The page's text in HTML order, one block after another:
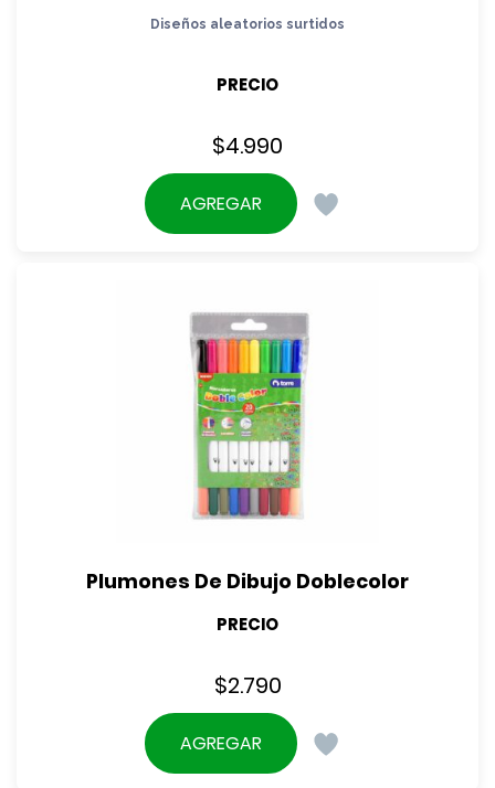
Diseños aleatorios surtidos
PRECIO
$4.990
AGREGAR
Plumones De Dibujo Doblecolor
PRECIO
$2.790
AGREGAR